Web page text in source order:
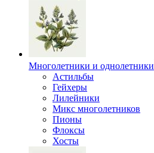
Многолетники и однолетники
Астильбы
Гейхеры
Лилейники
Микс многолетников
Пионы
Флоксы
Хосты